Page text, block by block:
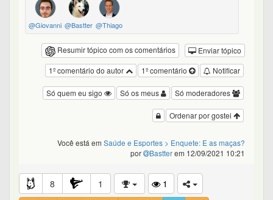
@Giovanni @Bastter @Thiago
Resumir tópico com os comentários
Enviar tópico
Notificar
1º comentário
1º comentário do autor
Só moderadores
Só os meus
Só quem eu sigo
Ordenar por gostei
Você está em Saúde e Esportes > Enquete: E as maças?
por
Bastterem 12/09/2021 10:21
8 1
1